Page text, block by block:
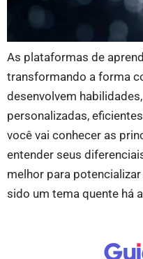
As plataformas de
transformando a forma
desenvolvem
personalizadas,
você vai conhecer as
entender seus
melhor para
sido um tema quente há